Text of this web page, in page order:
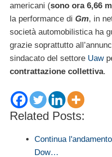
americani (sono ora 6,66
la performance di Gm, in
società automobilistica ha
grazie soprattutto
sindacato del settore Uaw
contrattazione collettiva.
Related Posts:
Continua
Dow…